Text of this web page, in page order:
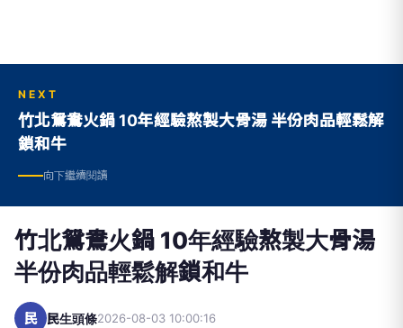
NEXT
竹北鴛鴦火鍋 10年經驗熬製大骨湯 半份肉品輕鬆解
鎖和牛
向下繼續閱讀
竹北鴛鴦火鍋 10年經驗熬製大骨湯
半份肉品輕鬆解鎖和牛
民 民生頭條2026-08-03 10:00:16